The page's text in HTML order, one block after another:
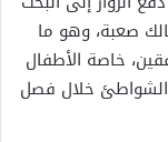
صعبة، وهو ما
خاصة الأطفال
الشواطئ خلال فصل